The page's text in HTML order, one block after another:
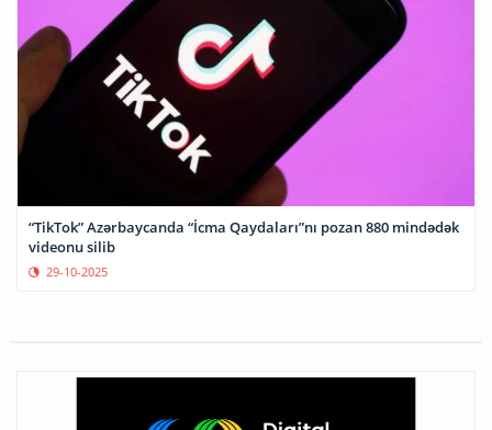
“TikTok” Azərbaycanda “İcma Qaydaları”nı pozan 880 mindədək
videonu silib
29-10-2025